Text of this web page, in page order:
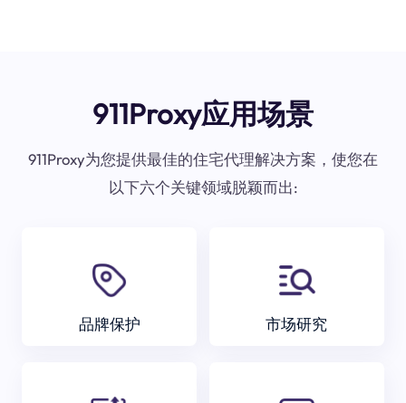
911Proxy应用场景
911Proxy为您提供最佳的住宅代理解决方案，使您在
以下六个关键领域脱颖而出:
品牌保护 市场研究